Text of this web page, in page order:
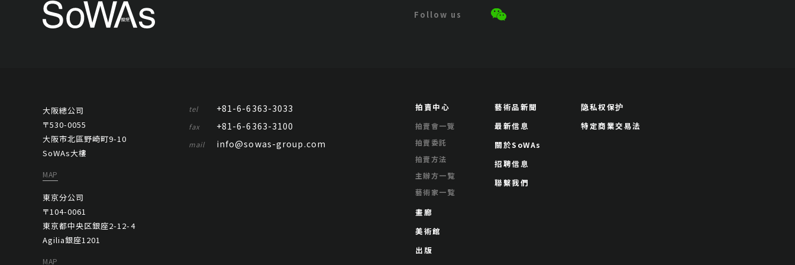
大阪總公司
〒530-0055
大阪市北區野崎町9-10
SoWAs大樓
MAP
東京分公司
〒104-0061
東京都中央区銀座2-12-4
Agilia銀座1201
MAP
tel +81-6-6363-3033
fax +81-6-6363-3100
mail info@sowas-group.com
拍賣中心
拍賣會一覽
拍賣委託
拍賣方法
主辦方一覧
藝術家一覧
畫廊
美術館
出版
藝術品新聞
最新信息
關於SoWAs
招聘信息
聯繫我們
隐私权保护
特定商業交易法